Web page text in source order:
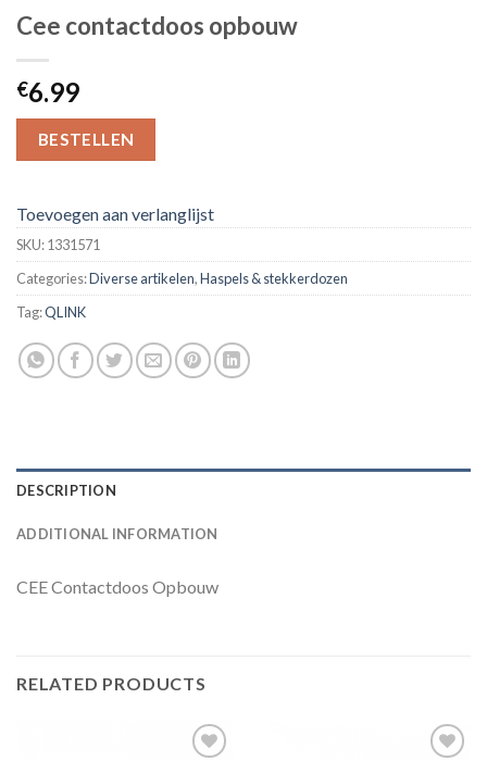
Cee contactdoos opbouw
€6.99
BESTELLEN
Toevoegen aan verlanglijst
SKU:1331571
Categories:Diverse artikelen,Haspels & stekkerdozen
Tag:QLINK
DESCRIPTION
ADDITIONAL INFORMATION
CEE Contactdoos Opbouw
RELATED PRODUCTS